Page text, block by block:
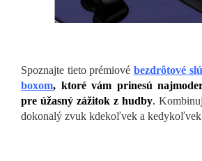
Spoznajte tieto prémiové bezdrôtové
boxom, ktoré vám prinesú
pre úžasný zážitok z hudby.
dokonalý zvuk kdekoľvek a